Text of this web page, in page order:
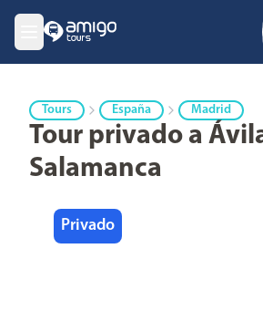
Tours España Madrid
Tour privado a
Salamanca
Privado